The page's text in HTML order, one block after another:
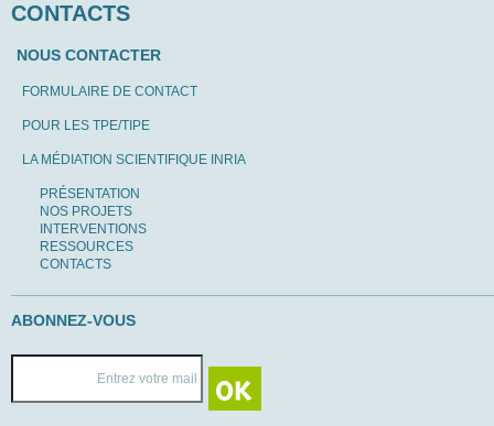
CONTACTS
NOUS CONTACTER
FORMULAIRE DE CONTACT
POUR LES TPE/TIPE
LA MÉDIATION SCIENTIFIQUE INRIA
PRÉSENTATION
NOS PROJETS
INTERVENTIONS
RESSOURCES
CONTACTS
ABONNEZ-VOUS